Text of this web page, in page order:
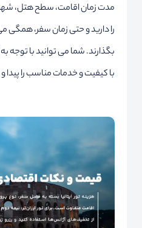
مدت زمان اقامت، سطح هتل،
را دارید و حتی زمان سفر، همگی
بگذارند. شما می توانید با توجه به
با کیفیت و خدمات مناسب را پیدا